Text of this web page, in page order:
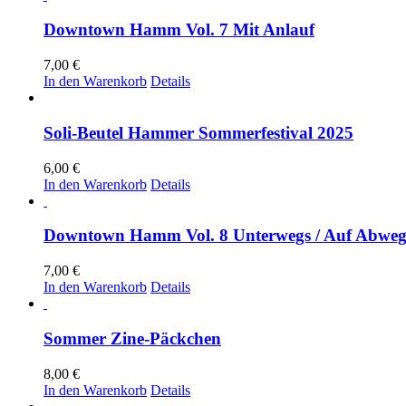
Downtown Hamm Vol. 7 Mit Anlauf
7,00 €
In den Warenkorb Details
Soli-Beutel Hammer Sommerfestival 2025
6,00 €
In den Warenkorb Details
Downtown Hamm Vol. 8 Unterwegs / Auf
7,00 €
In den Warenkorb Details
Sommer Zine-Päckchen
8,00 €
In den Warenkorb Details